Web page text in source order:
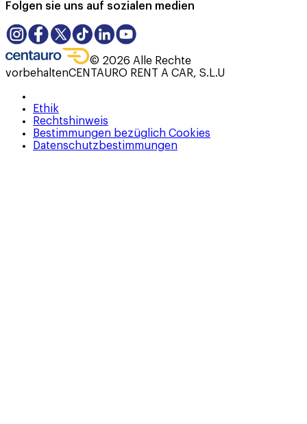
Folgen sie uns auf sozialen medien
© 2026 Alle Rechte
vorbehaltenCENTAURO RENT A CAR, S.L.U
Ethik
Rechtshinweis
Bestimmungen bezüglich Cookies
Datenschutzbestimmungen